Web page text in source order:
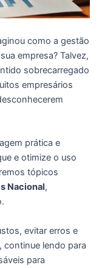
como a gestão
empresa? Talvez,
sobrecarregado
empresários
prática e
e otimize o uso
tópicos
Nacional,
evitar erros e
continue lendo para
para